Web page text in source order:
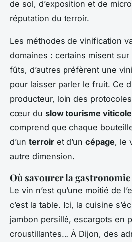
de sol, d’exposition et de
réputation du terroir.
Les méthodes de vinification
domaines : certains misent
fûts, d’autres préfèrent une
pour laisser parler le fruit. Ce
producteur, loin des
cœur du slow tourisme viticole
comprend que chaque
d’un terroir et d’un cépage, le
autre dimension.
Où savourer la
Le vin n’est qu’une moitié de
c’est la table. Ici, la cuisine
jambon persillé, escargots en
croustillantes… À Dijon, des